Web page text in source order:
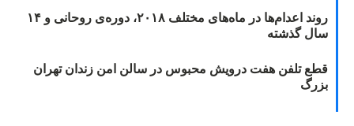
روند اعدام‌ها در ماه‌های مختلف ۲۰۱۸، دوره‌ی روحانی و ۱۴
سال گذشته
قطع تلفن هفت درویش محبوس در سالن امن زندان تهران
بزرگ